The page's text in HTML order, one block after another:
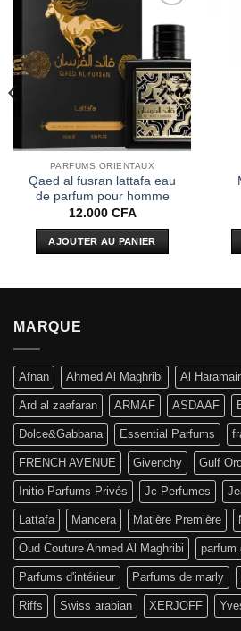
à la liste
d’envies
PARFUMS ORIENTAUX
Qaed al fusran lattafa eau
de parfum pour homme
12.000 CFA
AJOUTER AU PANIER
MARQUE
Afnan Ahmed Al Maghribi Al
Ard al zaafaran ARMAF ASDAAF
Dolce&Gabbana Essential Parfums
FRENCH AVENUE Givenchy Gulf
Initio Parfums Privés Jc Perfumes
Lattafa Mancera Matière Première
Oud Couture Ahmed Al Maghribi parfum
Parfums d'intérieur Parfums de marly
Riffs Swiss arabian XERJOFF